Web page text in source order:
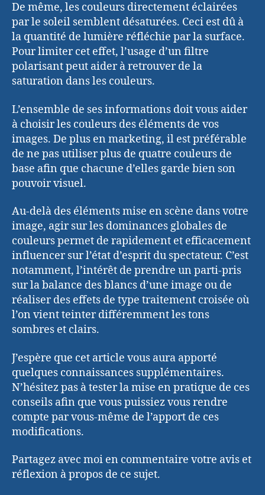
De même, les couleurs directement éclairées
par le soleil semblent désaturées. Ceci est dû à
la quantité de lumière réfléchie par la surface.
Pour limiter cet effet, l’usage d’un filtre
polarisant peut aider à retrouver de la
saturation dans les couleurs.
L’ensemble de ses informations doit vous aider
à choisir les couleurs des éléments de vos
images. De plus en marketing, il est préférable
de ne pas utiliser plus de quatre couleurs de
base afin que chacune d’elles garde bien son
pouvoir visuel.
Au-delà des éléments mise en scène dans votre
image, agir sur les dominances globales de
couleurs permet de rapidement et efficacement
influencer sur l’état d’esprit du spectateur. C’est
notamment, l’intérêt de prendre un parti-pris
sur la balance des blancs d’une image ou de
réaliser des effets de type traitement croisée où
l’on vient teinter différemment les tons
sombres et clairs.
J’espère que cet article vous aura apporté
quelques connaissances supplémentaires.
N’hésitez pas à tester la mise en pratique de ces
conseils afin que vous puissiez vous rendre
compte par vous-même de l’apport de ces
modifications.
Partagez avec moi en commentaire votre avis et
réflexion à propos de ce sujet.